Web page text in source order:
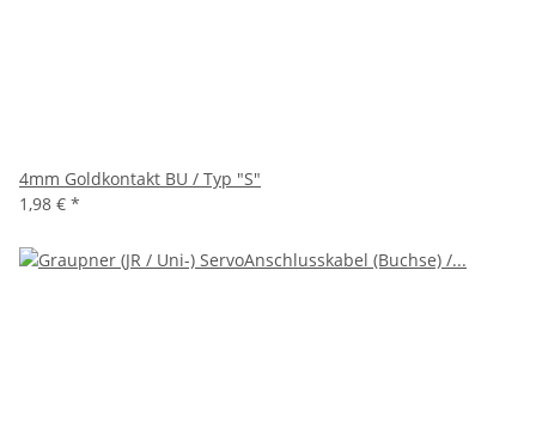
4mm Goldkontakt BU / Typ "S"
1,98 € *